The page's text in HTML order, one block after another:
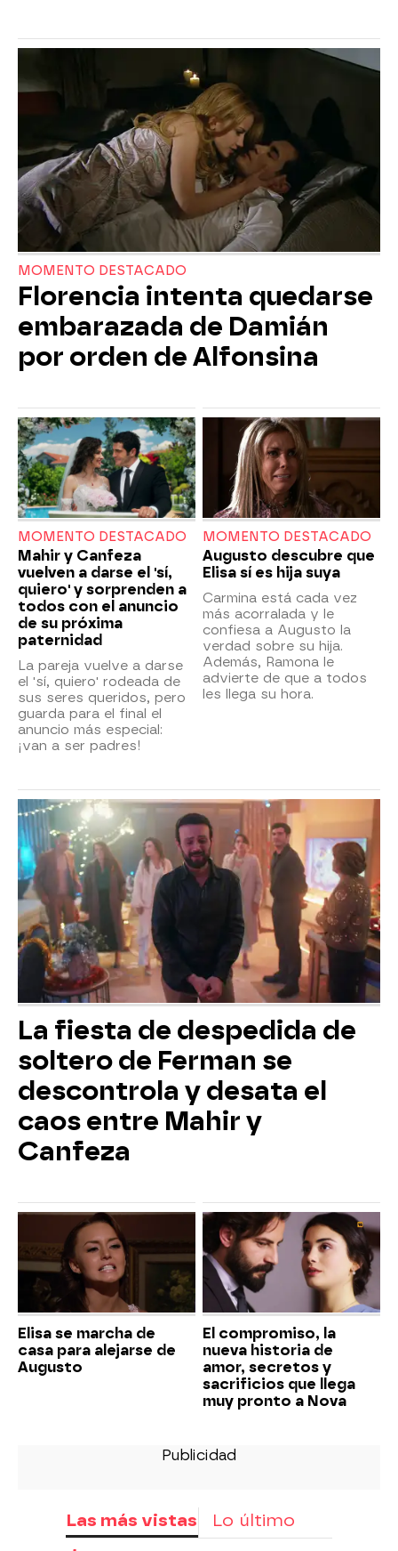
MOMENTO DESTACADO
Florencia intenta quedarse
embarazada de Damián
por orden de Alfonsina
MOMENTO DESTACADO
Mahir y Canfeza
vuelven a darse el 'sí,
quiero' y sorprenden a
todos con el anuncio
de su próxima
paternidad
La pareja vuelve a darse
el 'sí, quiero' rodeada de
sus seres queridos, pero
guarda para el final el
anuncio más especial:
¡van a ser padres!
MOMENTO DESTACADO
Augusto descubre que
Elisa sí es hija suya
Carmina está cada vez
más acorralada y le
confiesa a Augusto la
verdad sobre su hija.
Además, Ramona le
advierte de que a todos
les llega su hora.
La fiesta de despedida de
soltero de Ferman se
descontrola y desata el
caos entre Mahir y
Canfeza
Elisa se marcha de
casa para alejarse de
Augusto
El compromiso, la
nueva historia de
amor, secretos y
sacrificios que llega
muy pronto a Nova
Las más vistas Lo último